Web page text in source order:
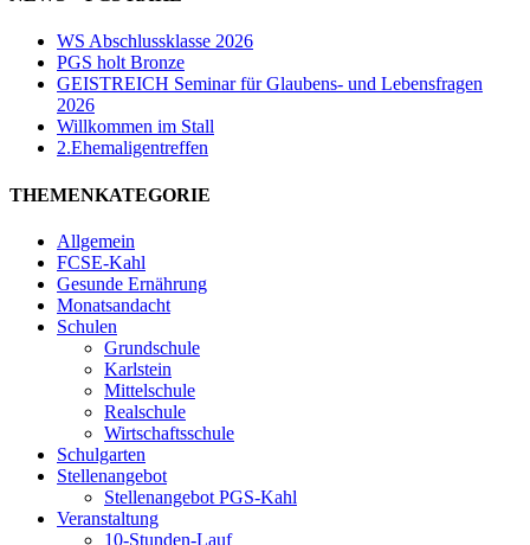
WS Abschlussklasse 2026
PGS holt Bronze
GEISTREICH Seminar für Glaubens- und Lebensfragen
2026
Willkommen im Stall
2.Ehemaligentreffen
THEMENKATEGORIE
Allgemein
FCSE-Kahl
Gesunde Ernährung
Monatsandacht
Schulen
Grundschule
Karlstein
Mittelschule
Realschule
Wirtschaftsschule
Schulgarten
Stellenangebot
Stellenangebot PGS-Kahl
Veranstaltung
10-Stunden-Lauf